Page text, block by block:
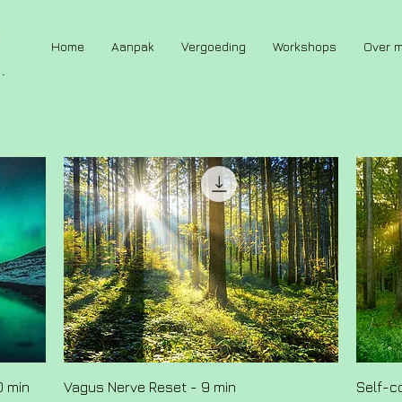
Home Aanpak Vergoeding Workshops Over
min
Vagus Nerve Reset - 9 min
Self-